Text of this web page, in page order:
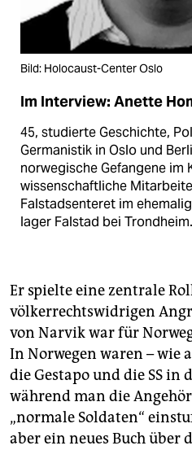
Bild: Holocaust-Center Oslo
Im Interview: Anette
45, studierte Geschichte,
Germanistik in Oslo und
norwegische Gefangene im
wissenschaftliche
Falstadsenteret im
lager Falstad bei Trondheim.
Er spielte eine zentrale
völkerrechtswidrigen
von Narvik war für
In Norwegen waren – wie
die Gestapo und die SS in
während man die
„normale Soldaten“
aber ein neues Buch über